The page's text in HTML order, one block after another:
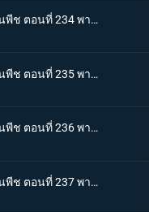
One piece วันพีช ตอนที่ 234 พากย์ไทย ช่วยพวกพ้อง! บุกถล่มแฟรงกกี้เฮ้าส์
One piece วันพีช ตอนที่ 235 พากย์ไทย แตกคอใต้แสงจันทร์! ธงโจรสลัดที่โบกสะบัดต่อความเศร้า!
One piece วันพีช ตอนที่ 236 พากย์ไทย ทิฐิลูกผู้ชายที่ไม่ลงรอย ลูฟี่ ปะทะ อุซป
One piece วันพีช ตอนที่ 237 พากย์ไทย เมืองแห่งน้ำสั่นสะเทือน ไอซ์เบิร์กผู้ถูกหมายหัว